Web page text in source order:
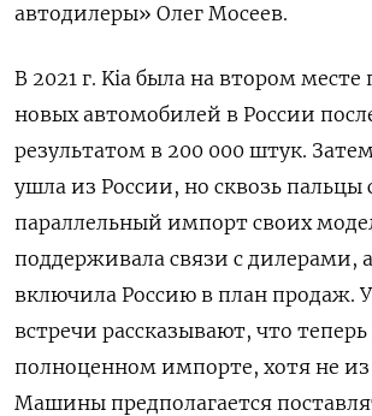
автодилеры» Олег Мосеев.
В 2021 г. Kia была на втором
новых автомобилей в России
результатом в 200 000 штук.
ушла из России, но сквозь пальцы
параллельный импорт своих
поддерживала связи с дилерами,
включила Россию в план продаж.
встречи рассказывают, что теперь
полноценном импорте, хотя не из
Машины предполагается